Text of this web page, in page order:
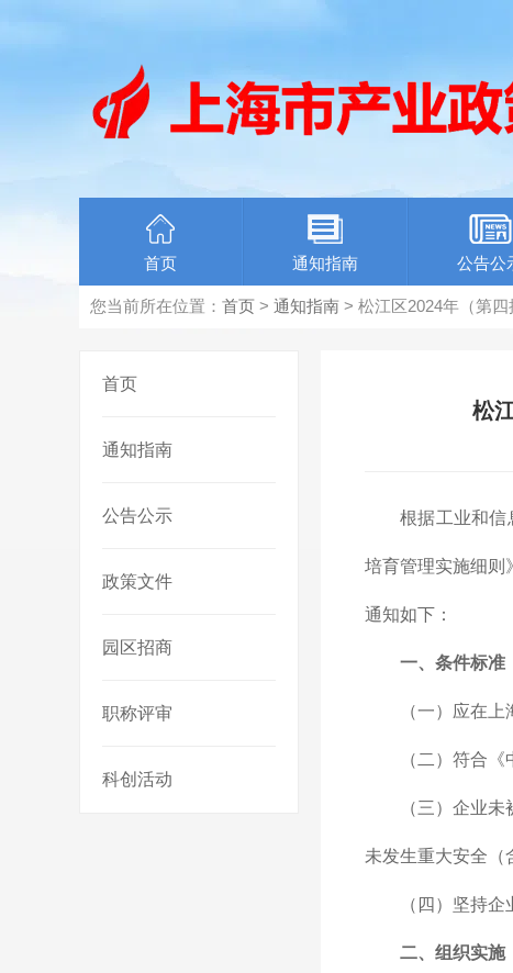
首页 通知指南 公告公
您当前所在位置： 首页 > 通知指南 > 松江区2024年（第
首页
通知指南
公告公示
政策文件
园区招商
职称评审
科创活动
松
根据工业和信
培育管理实施细则
通知如下：
一、条件标准
（一）应在
（二）符合
（三）企业
未发生重大安全（
（四）坚持
二、组织实施